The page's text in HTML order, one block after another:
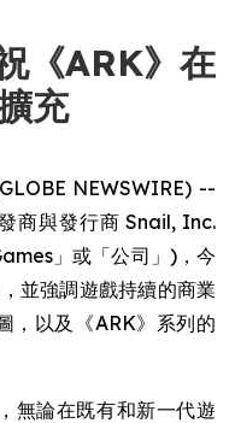
《ARK》在
充
NEWSWIRE) --
商與發行商 Snail, Inc.
」或「公司」)，今
並強調遊戲持續的商業
，以及《ARK》系列的
無論在既有和新一代遊